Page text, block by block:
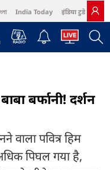
India Today इंडिया टुडे हिंदी
Bazaar Northeast
बर्फानी! दर्शन
वाला पवित्र हिम
पिघल गया है,